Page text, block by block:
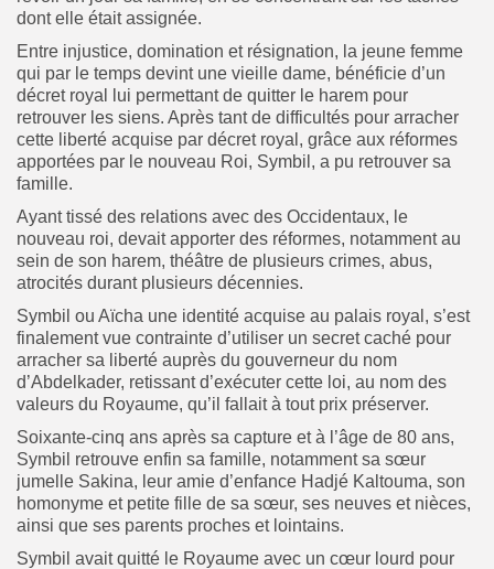
dont elle était assignée.
Entre injustice, domination et résignation, la jeune femme
qui par le temps devint une vieille dame, bénéficie d’un
décret royal lui permettant de quitter le harem pour
retrouver les siens. Après tant de difficultés pour arracher
cette liberté acquise par décret royal, grâce aux réformes
apportées par le nouveau Roi, Symbil, a pu retrouver sa
famille.
Ayant tissé des relations avec des Occidentaux, le
nouveau roi, devait apporter des réformes, notamment au
sein de son harem, théâtre de plusieurs crimes, abus,
atrocités durant plusieurs décennies.
Symbil ou Aïcha une identité acquise au palais royal, s’est
finalement vue contrainte d’utiliser un secret caché pour
arracher sa liberté auprès du gouverneur du nom
d’Abdelkader, retissant d’exécuter cette loi, au nom des
valeurs du Royaume, qu’il fallait à tout prix préserver.
Soixante-cinq ans après sa capture et à l’âge de 80 ans,
Symbil retrouve enfin sa famille, notamment sa sœur
jumelle Sakina, leur amie d’enfance Hadjé Kaltouma, son
homonyme et petite fille de sa sœur, ses neuves et nièces,
ainsi que ses parents proches et lointains.
Symbil avait quitté le Royaume avec un cœur lourd pour